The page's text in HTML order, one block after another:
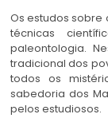
Os estudos
técnicas
paleontologia.
tradicional dos
todos os
sabedoria dos
pelos estudiosos.